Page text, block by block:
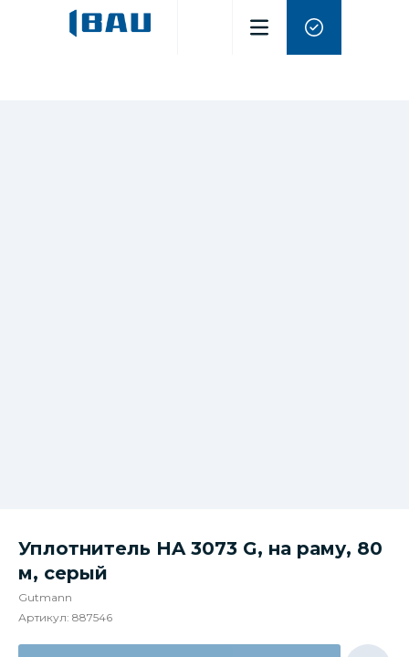
Уплотнитель HA 3073 G, на раму, 80
м, серый
Gutmann
Артикул: 887546